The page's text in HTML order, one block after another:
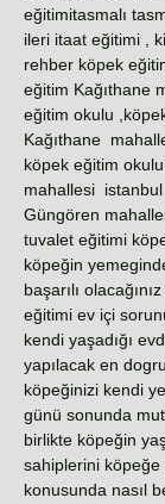
eğitimitasmalı
ileri itaat eğitimi ,
rehber köpek
eğitim Kağıthane
eğitim okulu
Kağıthane
köpek eğitim
mahallesi
Güngören
tuvalet eğitimi
köpeğin
başarılı
eğitimi ev içi
kendi yaşadığı
yapılacak en
köpeğinizi kendi
günü sonunda
birlikte köpeğin
sahiplerini köpeğe
konusunda nasıl